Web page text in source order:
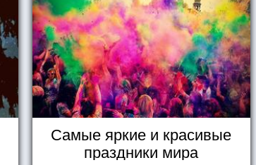
Самые яркие и красивые
праздники мира